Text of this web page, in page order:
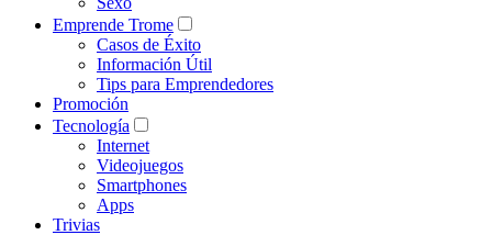
Emprende Trome
Casos de Éxito
Información Útil
Tips para Emprendedores
Promoción
Tecnología
Internet
Videojuegos
Smartphones
Apps
Trivias